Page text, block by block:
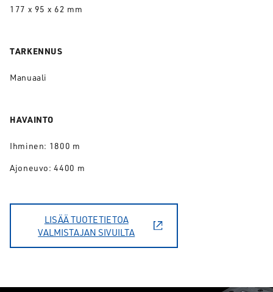
177 x 95 x 62 mm
TARKENNUS
Manuaali
HAVAINTO
Ihminen: 1800 m
Ajoneuvo: 4400 m
LISÄÄ TUOTETIETOA
VALMISTAJAN SIVUILTA